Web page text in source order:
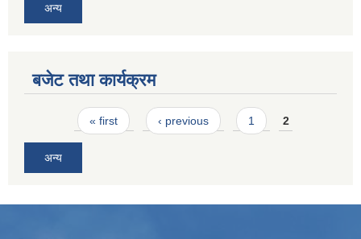
अन्य
बजेट तथा कार्यक्रम
Pages« first ‹ previous 1 2
अन्य